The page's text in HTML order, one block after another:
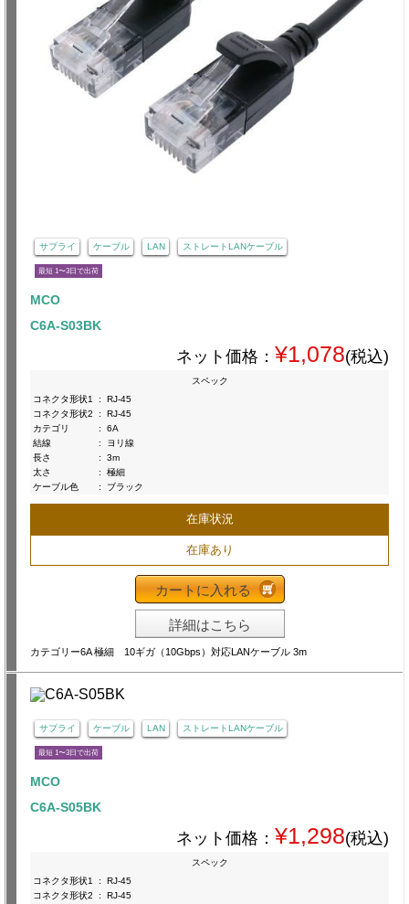
サプライ ケーブル LAN ストレートLANケーブル
最短 1〜3日で出荷
MCO
C6A-S03BK
ネット価格： ¥1,078(税込)
スペック
コネクタ形状1
:
RJ-45
コネクタ形状2
:
RJ-45
カテゴリ
:
6A
結線
:
ヨリ線
長さ
:
3m
太さ
:
極細
ケーブル色
: ブラック
在庫状況
在庫あり
カートに入れる
詳細はこちら
カテゴリー6A 極細 10ギガ（10Gbps）対応LANケーブル 3m
サプライ ケーブル LAN ストレートLANケーブル
最短 1〜3日で出荷
MCO
C6A-S05BK
ネット価格： ¥1,298(税込)
スペック
コネクタ形状1
:
RJ-45
コネクタ形状2
:
RJ-45